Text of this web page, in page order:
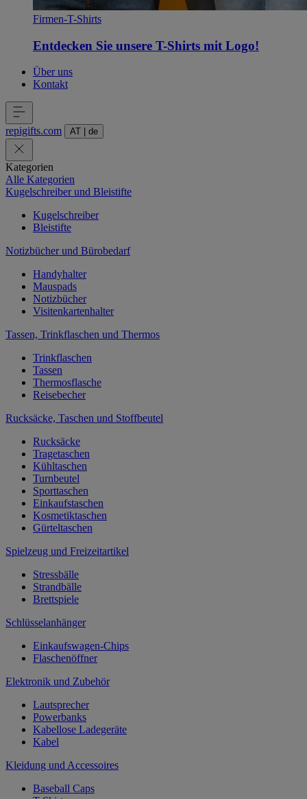
Firmen-T-Shirts
Entdecken Sie unsere T-Shirts mit Logo!
Über uns
Kontakt
repigifts.com AT de
Kategorien
Alle Kategorien
Kugelschreiber und Bleistifte
Kugelschreiber
Bleistifte
Notizbücher und Bürobedarf
Handyhalter
Mauspads
Notizbücher
Visitenkartenhalter
Tassen, Trinkflaschen und Thermos
Trinkflaschen
Tassen
Thermosflasche
Reisebecher
Rucksäcke, Taschen und Stoffbeutel
Rucksäcke
Tragetaschen
Kühltaschen
Turnbeutel
Sporttaschen
Einkaufstaschen
Kosmetiktaschen
Gürteltaschen
Spielzeug und Freizeitartikel
Stressbälle
Strandbälle
Brettspiele
Schlüsselanhänger
Einkaufswagen-Chips
Flaschenöffner
Elektronik und Zubehör
Lautsprecher
Powerbanks
Kabellose Ladegeräte
Kabel
Kleidung und Accessoires
Baseball Caps